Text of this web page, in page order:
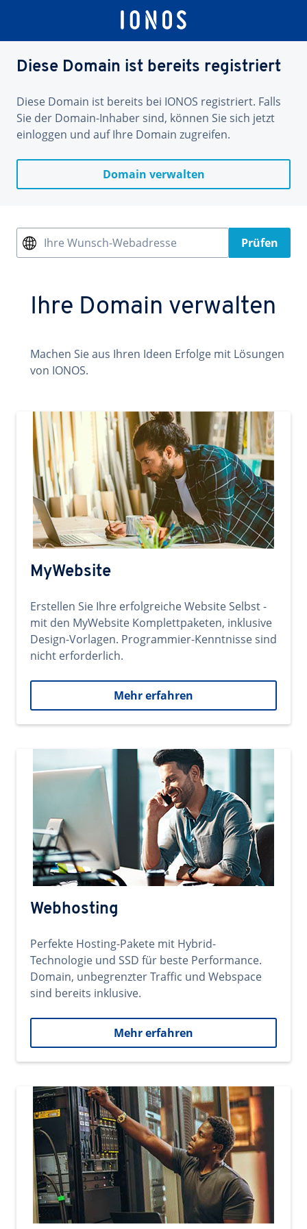
Diese Domain ist bereits registriert
Diese Domain ist bereits bei IONOS registriert. Falls
Sie der Domain-Inhaber sind, können Sie sich jetzt
einloggen und auf Ihre Domain zugreifen.
Domain verwalten
Ihre Wunsch-Webadresse Prüfen
Ihre Domain verwalten
Machen Sie aus Ihren Ideen Erfolge mit Lösungen
von IONOS.
MyWebsite
Erstellen Sie Ihre erfolgreiche Website Selbst -
mit den MyWebsite Komplettpaketen, inklusive
Design-Vorlagen. Programmier-Kenntnisse sind
nicht erforderlich.
Mehr erfahren
Webhosting
Perfekte Hosting-Pakete mit Hybrid-
Technologie und SSD für beste Performance.
Domain, unbegrenzter Traffic und Webspace
sind bereits inklusive.
Mehr erfahren